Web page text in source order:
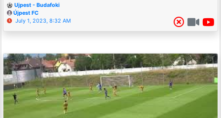
Ujpest - Budafoki
Újpest FC
July 1, 2023, 8:32 AM